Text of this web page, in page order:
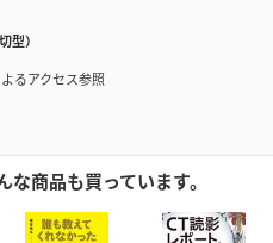
型）
るアクセス参照
商品も買っています。